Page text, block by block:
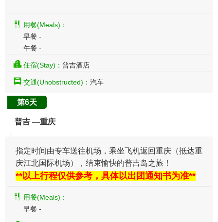
用餐(Meals)：
早餐 -
午餐 -
住宿(Stay)： 普吉酒店
交通(Unobstructed)： 汽车
第6天
普吉 —重庆
指定时间由专车送往机场，乘坐飞机返回重庆（抵达重
庆江北国际机场），结束愉快的普吉岛之旅！
**以上行程仅供参考，具体以出团通知书为准**
用餐(Meals)：
早餐 -